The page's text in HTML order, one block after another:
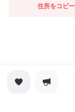
住所をコピー